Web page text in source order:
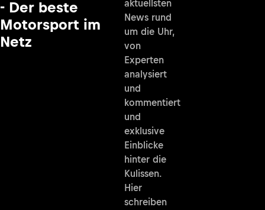
- Der beste
Motorsport im
Netz
aktuellsten
News rund
um die Uhr,
von
Experten
analysiert
und
kommentiert
und
exklusive
Einblicke
hinter die
Kulissen.
Hier
schreiben